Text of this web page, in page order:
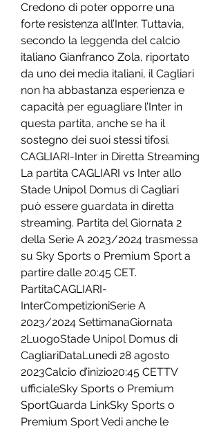
Credono di poter opporre una
forte resistenza all’Inter. Tuttavia,
secondo la leggenda del calcio
italiano Gianfranco Zola, riportato
da uno dei media italiani, il Cagliari
non ha abbastanza esperienza e
capacità per eguagliare l’Inter in
questa partita, anche se ha il
sostegno dei suoi stessi tifosi.
CAGLIARI-Inter in Diretta Streaming
La partita CAGLIARI vs Inter allo
Stade Unipol Domus di Cagliari
può essere guardata in diretta
streaming. Partita del Giornata 2
della Serie A 2023/2024 trasmessa
su Sky Sports o Premium Sport a
partire dalle 20:45 CET.
PartitaCAGLIARI-
InterCompetizioniSerie A
2023/2024 SettimanaGiornata
2LuogoStade Unipol Domus di
CagliariDataLunedì 28 agosto
2023Calcio d’inizio20:45 CETTV
ufficialeSky Sports o Premium
SportGuarda LinkSky Sports o
Premium Sport Vedi anche le